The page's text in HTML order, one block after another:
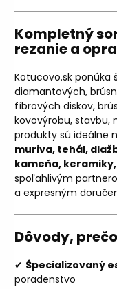
Kompletný
rezanie a
Kotucovo.sk ponúka
diamantových,
fíbrových diskov,
kovovýrobu, stavbu,
produkty sú ideálne
muriva, tehál,
kameňa,
spoľahlivým
a expresným
Dôvody,
✔ Špecializovaný
poradenstvo